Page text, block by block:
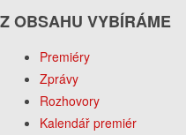
Z OBSAHU VYBÍRÁME
Premiéry
Zprávy
Rozhovory
Kalendář premiér